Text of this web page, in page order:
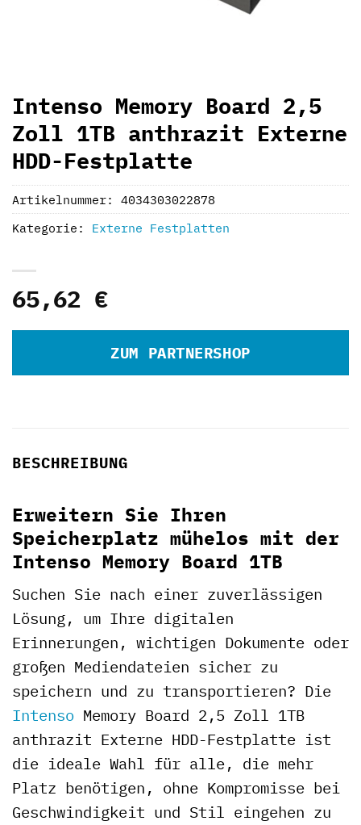
Intenso Memory Board 2,5
Zoll 1TB anthrazit Externe
HDD-Festplatte
65,62 €
ZUM PARTNERSHOP
Artikelnummer: 4034303022878
Kategorie: Externe Festplatten
BESCHREIBUNG
Erweitern Sie Ihren
Speicherplatz mühelos mit der
Intenso Memory Board 1TB
Suchen Sie nach einer zuverlässigen
Lösung, um Ihre digitalen
Erinnerungen, wichtigen Dokumente oder
großen Mediendateien sicher zu
speichern und zu transportieren? Die
Intenso Memory Board 2,5 Zoll 1TB
anthrazit Externe HDD-Festplatte ist
die ideale Wahl für alle, die mehr
Platz benötigen, ohne Kompromisse bei
Geschwindigkeit und Stil eingehen zu